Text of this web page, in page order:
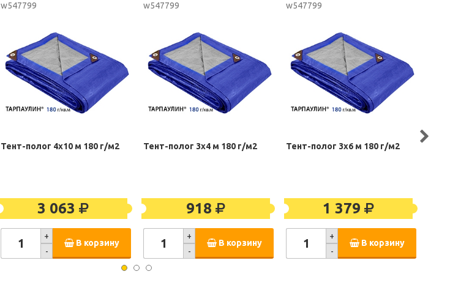
w547799
Тент-полог 4х10 м 180 г/м2
3 063
+
-
В корзину
w547799
Тент-полог 3х4 м 180 г/м2
918
+
-
В корзину
w547799
Тент-полог 3х6 м 180 г/м2
1 379
+
-
В корзину